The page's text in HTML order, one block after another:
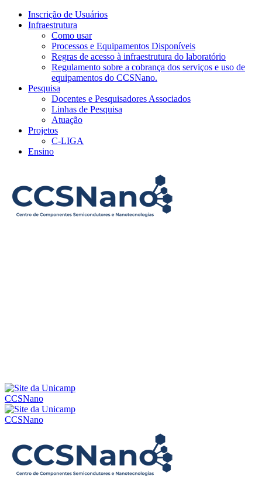
Inscrição de Usuários
Infraestrutura
Como usar
Processos e Equipamentos Disponíveis
Regras de acesso à infraestrutura do laboratório
Regulamento sobre a cobrança dos serviços e uso de
equipamentos do CCSNano.
Pesquisa
Docentes e Pesquisadores Associados
Linhas de Pesquisa
Atuação
Projetos
C-LIGA
Ensino
CCSNano
CCSNano